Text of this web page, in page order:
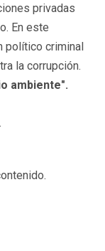
privadas
En este
político criminal
la corrupción.
ambiente".